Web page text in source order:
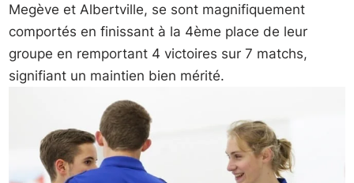
Megève et Albertville, se sont magnifiquement
comportés en finissant à la 4ème place de leur
groupe en remportant 4 victoires sur 7 matchs,
signifiant un maintien bien mérité.